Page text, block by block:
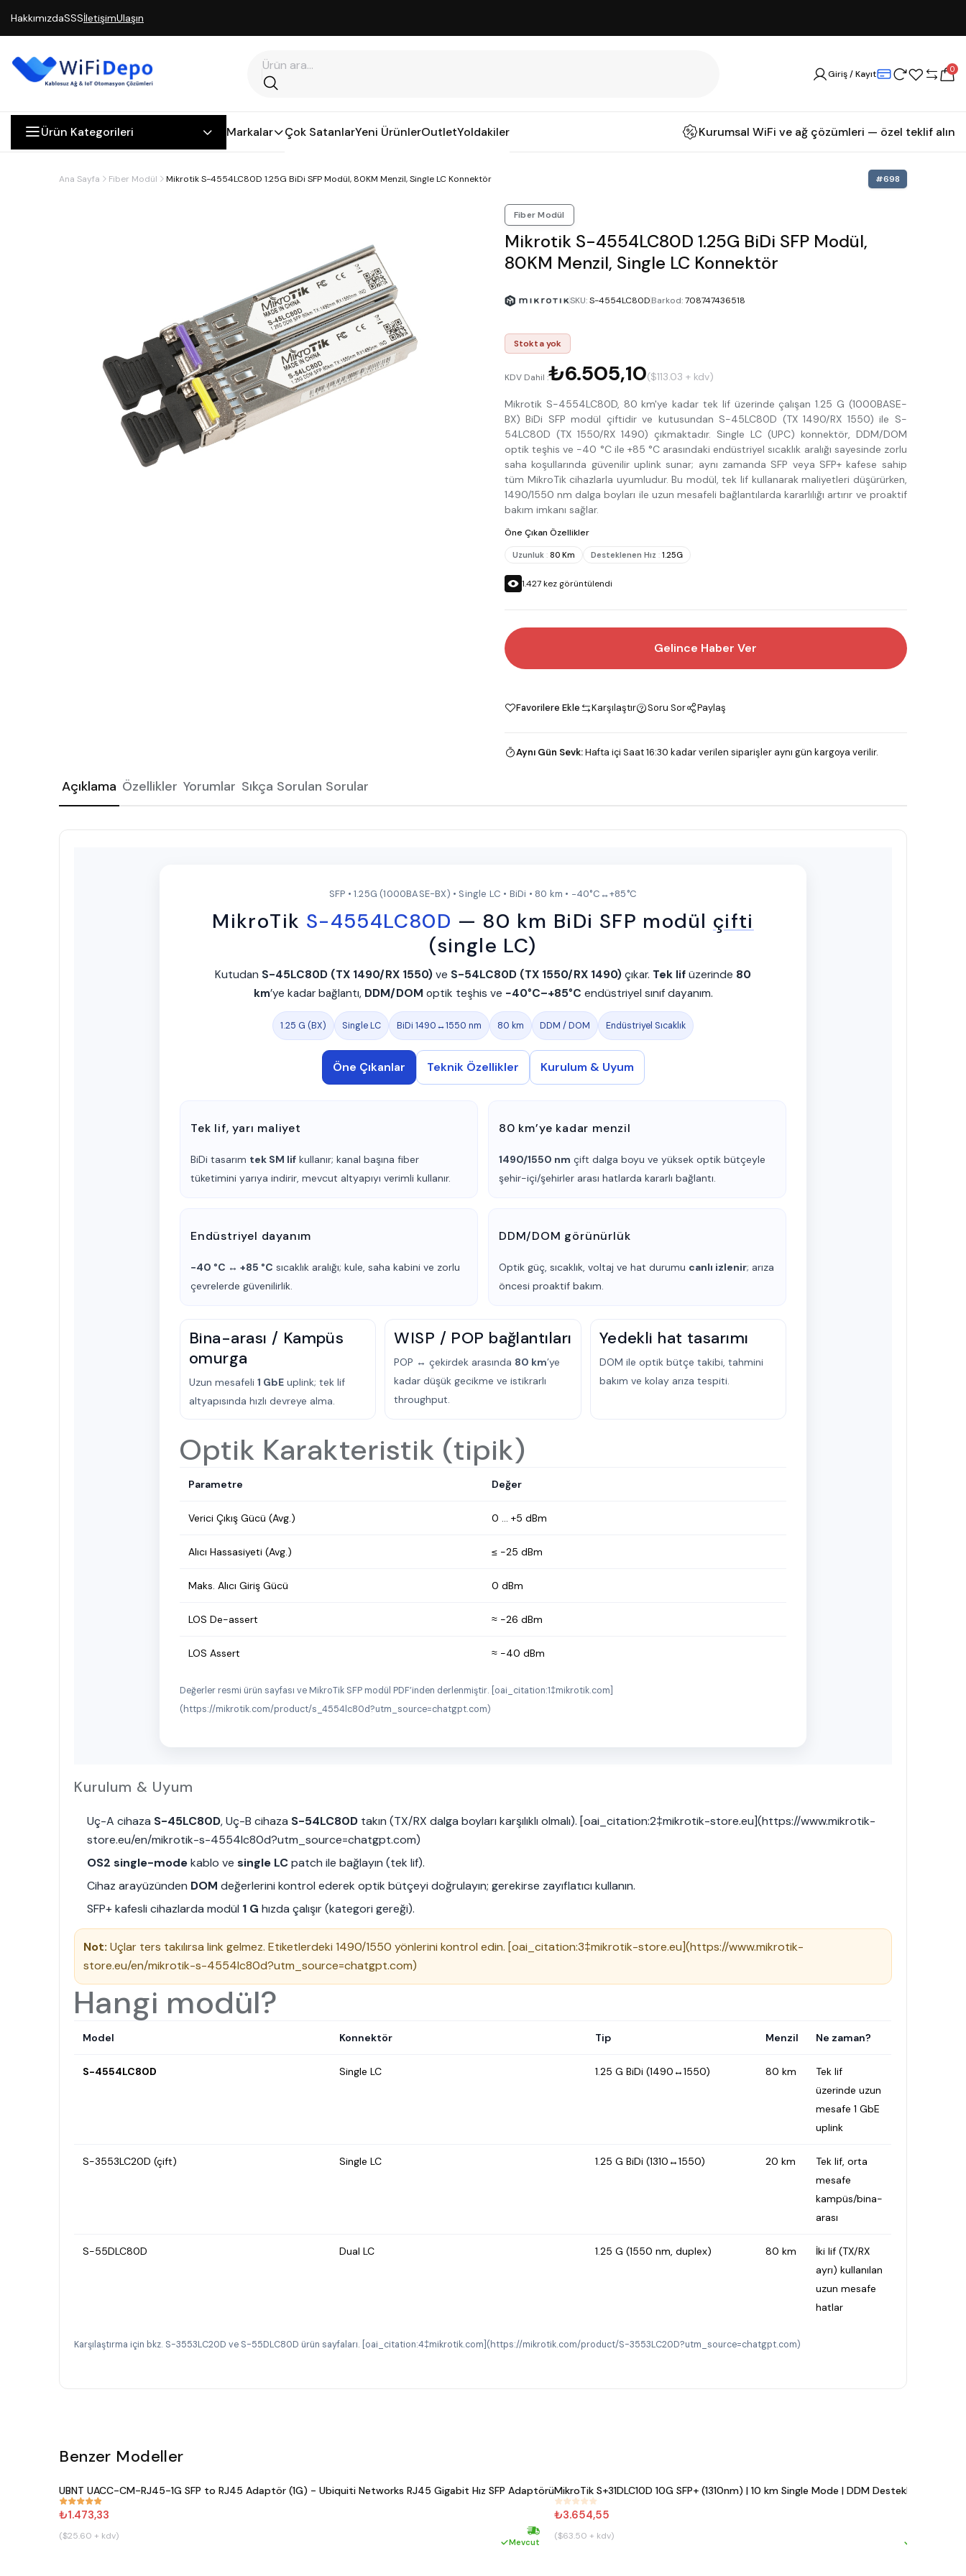
HakkımızdaSSSİletişimUlaşın
Giriş / Kayıt 0
Ürün Kategorileri Markalar Çok SatanlarYeni ÜrünlerOutletYoldakiler Kurumsal WiFi ve ağ çözümleri — özel teklif alın
Ana Sayfa Fiber Modül Mikrotik S-4554LC80D 1.25G BiDi SFP Modül, 80KM Menzil, Single LC Konnektör #698
Fiber Modül
Mikrotik S-4554LC80D 1.25G BiDi SFP Modül,
80KM Menzil, Single LC Konnektör
SKU:S-4554LC80DBarkod:708747436518
Stokta yok
KDV Dahil :₺6.505,10($113.03 + kdv)
Mikrotik S-4554LC80D, 80 km'ye kadar tek lif üzerinde çalışan 1.25 G (1000BASE-
BX) BiDi SFP modül çiftidir ve kutusundan S-45LC80D (TX 1490/RX 1550) ile S-
54LC80D (TX 1550/RX 1490) çıkmaktadır. Single LC (UPC) konnektör, DDM/DOM
optik teşhis ve -40 °C ile +85 °C arasındaki endüstriyel sıcaklık aralığı sayesinde zorlu
saha koşullarında güvenilir uplink sunar; aynı zamanda SFP veya SFP+ kafese sahip
tüm MikroTik cihazlarla uyumludur. Bu modül, tek lif kullanarak maliyetleri düşürürken,
1490/1550 nm dalga boyları ile uzun mesafeli bağlantılarda kararlılığı artırır ve proaktif
bakım imkanı sağlar.
Öne Çıkan Özellikler
Uzunluk : 80 Km Desteklenen Hız : 1.25G
1.427kez görüntülendi
Gelince Haber Ver
Favorilere Ekle Karşılaştır Soru Sor Paylaş
Aynı Gün Sevk:Hafta içi Saat 16:30 kadar verilen siparişler aynı gün kargoya verilir.
Açıklama Özellikler Yorumlar Sıkça Sorulan Sorular
SFP • 1.25G (1000BASE-BX) • Single LC • BiDi • 80 km • −40°C↔+85°C
MikroTik S-4554LC80D — 80 km BiDi SFP modül çifti
(single LC)
Kutudan S-45LC80D (TX 1490/RX 1550) ve S-54LC80D (TX 1550/RX 1490) çıkar. Tek lif üzerinde 80
km’ye kadar bağlantı, DDM/DOM optik teşhis ve −40°C–+85°C endüstriyel sınıf dayanım.
1.25 G (BX) Single LC BiDi 1490↔1550 nm 80 km DDM / DOM Endüstriyel Sıcaklık
Öne Çıkanlar Teknik Özellikler Kurulum & Uyum
Tek lif, yarı maliyet
BiDi tasarım tek SM lif kullanır; kanal başına fiber
tüketimini yarıya indirir, mevcut altyapıyı verimli kullanır.
80 km’ye kadar menzil
1490/1550 nm çift dalga boyu ve yüksek optik bütçeyle
şehir-içi/şehirler arası hatlarda kararlı bağlantı.
Endüstriyel dayanım
−40 °C ↔ +85 °C sıcaklık aralığı; kule, saha kabini ve zorlu
çevrelerde güvenilirlik.
DDM/DOM görünürlük
Optik güç, sıcaklık, voltaj ve hat durumu canlı izlenir; arıza
öncesi proaktif bakım.
Bina-arası / Kampüs
omurga
Uzun mesafeli 1 GbE uplink; tek lif
altyapısında hızlı devreye alma.
WISP / POP bağlantıları
POP ↔ çekirdek arasında 80 km’ye
kadar düşük gecikme ve istikrarlı
throughput.
Yedekli hat tasarımı
DOM ile optik bütçe takibi, tahmini
bakım ve kolay arıza tespiti.
Optik Karakteristik (tipik)
Parametre Değer
Verici Çıkış Gücü (Avg.) 0 … +5 dBm
Alıcı Hassasiyeti (Avg.) ≤ −25 dBm
Maks. Alıcı Giriş Gücü 0 dBm
LOS De-assert ≈ −26 dBm
LOS Assert ≈ −40 dBm
Değerler resmi ürün sayfası ve MikroTik SFP modül PDF’inden derlenmiştir. [oai_citation:1‡mikrotik.com]
(https://mikrotik.com/product/s_4554lc80d?utm_source=chatgpt.com)
Kurulum & Uyum
Uç-A cihaza S-45LC80D, Uç-B cihaza S-54LC80D takın (TX/RX dalga boylarıkarşılıklı olmalı). [oai_citation:2‡mikrotik-store.eu](https://www.mikrotik-
store.eu/en/mikrotik-s-4554lc80d?utm_source=chatgpt.com)
OS2 single-modekablo vesingle LCpatch ile bağlayın (tek lif).
Cihaz arayüzünden DOM değerlerini kontrol ederek optik bütçeyi doğrulayın; gerekirse zayıflatıcı kullanın.
SFP+ kafesli cihazlarda modül 1 G hızda çalışır (kategori gereği).
Not: Uçlar ters takılırsa link gelmez. Etiketlerdeki 1490/1550 yönlerini kontrol edin. [oai_citation:3‡mikrotik-store.eu](https://www.mikrotik-
store.eu/en/mikrotik-s-4554lc80d?utm_source=chatgpt.com)
Hangi modül?
Model Konnektör Tip Menzil Ne zaman?
S-4554LC80D Single LC 1.25 G BiDi (1490↔1550) 80 km
Tek lif
üzerinde uzun
mesafe 1 GbE
uplink
S-3553LC20D (çift) Single LC 1.25 G BiDi (1310↔1550) 20 km
Tek lif, orta
mesafe
kampüs/bina-
arası
S-55DLC80D Dual LC 1.25 G (1550 nm, duplex) 80 km
İki lif (TX/RX
ayrı) kullanılan
uzun mesafe
hatlar
Karşılaştırma için bkz. S-3553LC20D ve S-55DLC80D ürün sayfaları. [oai_citation:4‡mikrotik.com](https://mikrotik.com/product/S-3553LC20D?utm_source=chatgpt.com)
Benzer Modeller
#809
UBNT UACC-CM-RJ45-1G SFP to RJ45 Adaptör (1G) - Ubiquiti Networks RJ45 Gigabit Hız SFP Adaptörü
₺1.473,33
($25.60 + kdv) Hızlı kargo
Mevcut
#799
MikroTik S+31DLC10D 10G SFP+ (1310nm) | 10 km Single Mode | DDM Destekli LC Modül
₺3.654,55
($63.50 + kdv)